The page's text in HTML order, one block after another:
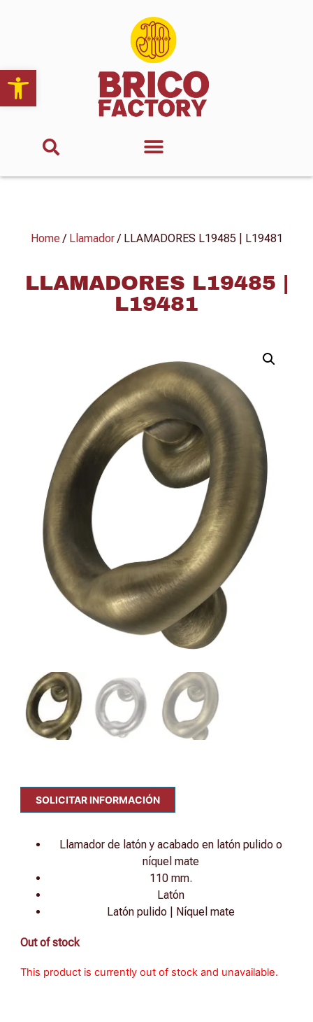
Abrir barra de herramientas
Home/ Llamador/ LLAMADORES L19485 | L19481
LLAMADORES L19485 |
L19481
SOLICITAR INFORMACIÓN
Llamador de latón y acabado en latón pulido o
níquel mate
110 mm.
Latón
Latón pulido | Níquel mate
Out of stock
This product is currently out of stock and unavailable.